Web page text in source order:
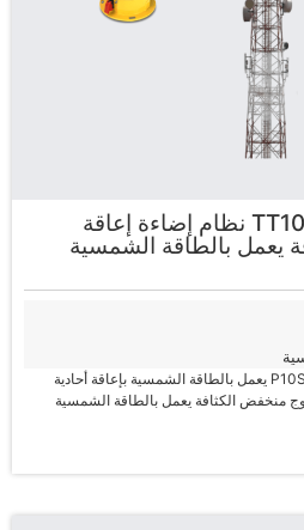
TT105S-LI-PL10321DXS نظام إضاءة إعاقة
يعمل بالطاقة الشمسية
مصباحان من نوع P10S / PL32S يعمل بالطاقة الشمسية بإعاقة أحادية
منخفض الكثافة يعمل بالطاقة الشمسية